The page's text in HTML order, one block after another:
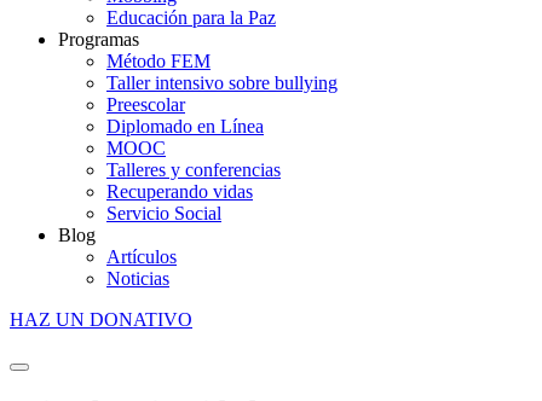
Educación para la Paz
Programas
Método FEM
Taller intensivo sobre bullying
Preescolar
Diplomado en Línea
MOOC
Talleres y conferencias
Recuperando vidas
Servicio Social
Blog
Artículos
Noticias
HAZ UN DONATIVO